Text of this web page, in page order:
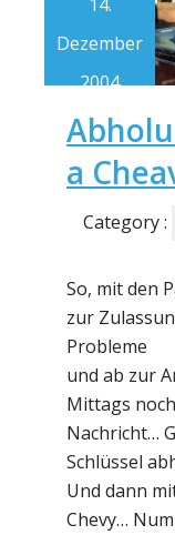
Dezember
2004
a
Category :
So, mit den
zur
Probleme
und ab zur
Mittags
Nachricht…
Schlüssel
Und dann
Chevy…